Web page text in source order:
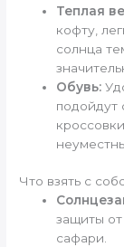
Теплая
кофту,
солнца
Обувь:
подойдут
Что взять с
защиты
сафари.